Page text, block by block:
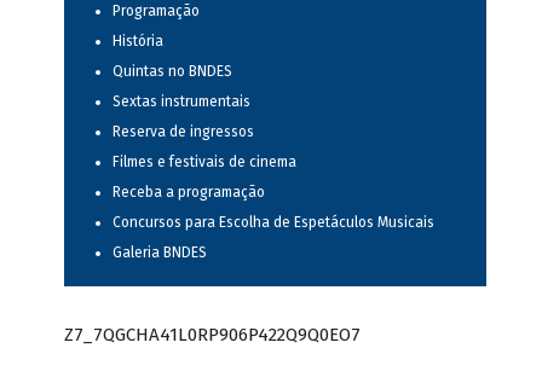
Programação
História
Quintas no BNDES
Sextas instrumentais
Reserva de ingressos
Filmes e festivais de cinema
Receba a programação
Concursos para Escolha de Espetáculos Musicais
Galeria BNDES
Z7_7QGCHA41L0RP906P422Q9Q0EO7